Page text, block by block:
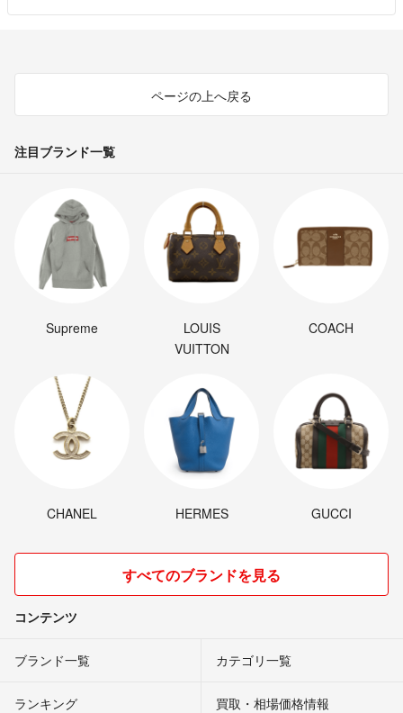
ページの上へ戻る
注目ブランド一覧
Supreme
LOUIS
VUITTON
COACH
CHANEL HERMES GUCCI
すべてのブランドを見る
コンテンツ
ブランド一覧 カテゴリ一覧
ランキング 買取・相場価格情報